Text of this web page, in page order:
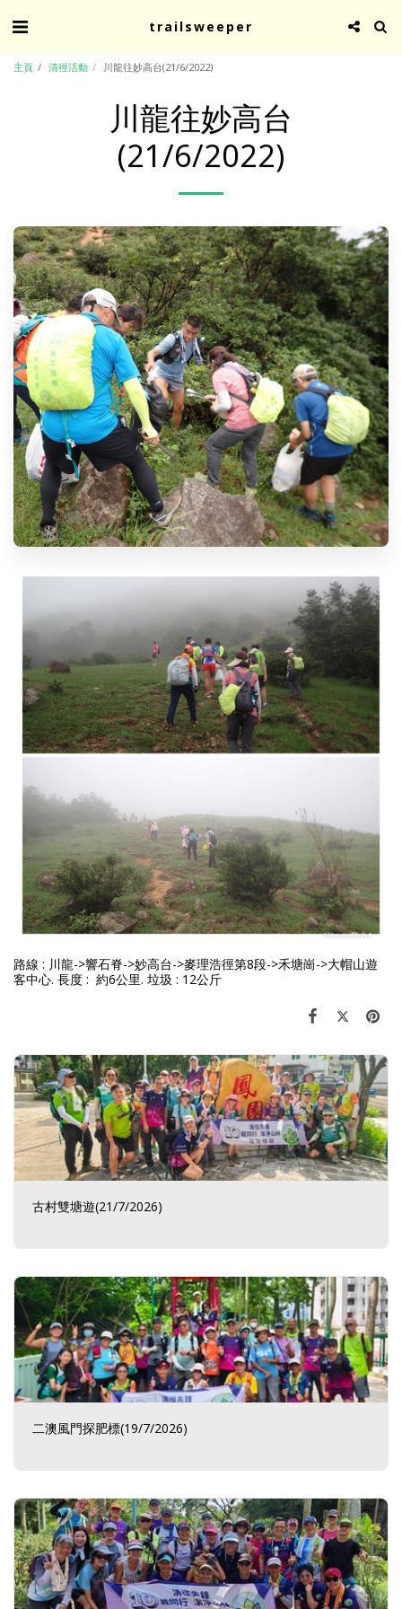
trailsweeper
主頁 清徑活動 川龍往妙高台(21/6/2022)
川龍往妙高台
(21/6/2022)
路線 : 川龍->響石脊->妙高台->麥理浩徑第8段->禾塘崗->大帽山遊
客中心. 長度 : 約6公里. 垃圾 : 12公斤
古村雙塘遊(21/7/2026)
二澳風門探肥標(19/7/2026)